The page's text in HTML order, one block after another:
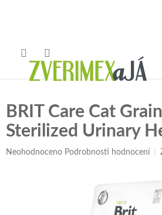
BRIT Care Cat
Sterilized Urinary
Průměrné
Neohodnoceno Podrobnosti hodnocení